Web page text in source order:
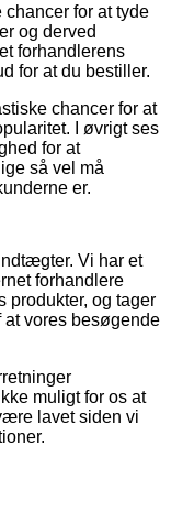
for at tyde
og derved
forhandlerens
for at du bestiller.
chancer for at
I øvrigt ses
for at
så vel må
er.
Vi har et
forhandlere
produkter, og tager
vores besøgende
muligt for os at
lavet siden vi